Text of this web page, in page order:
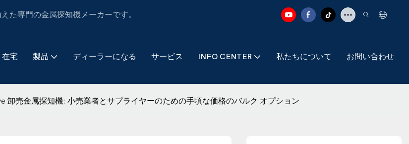
た専門の金属探知機メーカーです。
在宅 製品 ディーラーになる サービス INFO CENTER 私たちについて お問い合わせ
卸売金属探知機: 小売業者とサプライヤーのための手頃な価格のバルク オプション